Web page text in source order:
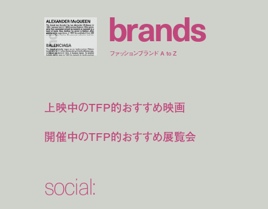
brands
ファッションブランド A to Z
上映中のTFP的おすすめ映画
開催中のTFP的おすすめ展覧会
social: